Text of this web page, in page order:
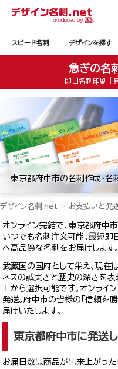
スピード名刺 デザインを探す
急ぎの名
即日名刺印刷｜
東京都府中市の名刺作成・名
デザイン名刺.net お支払いと発
オンライン完結で、東京都府中
いつでも名刺注文可能。最短即
へ高品質な名刺をお届けします。
武蔵国の国府として栄え、現在
ネスの誠実さと歴史の深さを
上から選択可能です。オンライ
発送。府中市の皆様の「信頼を
届けいたします。
東京都府中市に発送
お届日数は商品が出来上がった